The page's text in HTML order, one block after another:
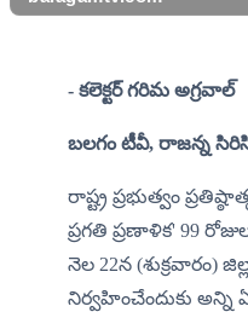
- కలెక్టర్ గరిమ అగ్రవాల్
బలగం టీవీ, రాజన్న
​రాష్ట్ర ప్రభుత్వం
ప్రగతి ప్రణాళిక' 99
నెల 22న (శుక్రవారం)
నిర్వహించేందుకు అన్ని